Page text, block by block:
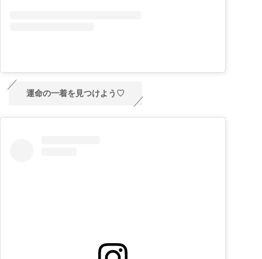
運命の一着を見つけよう♡